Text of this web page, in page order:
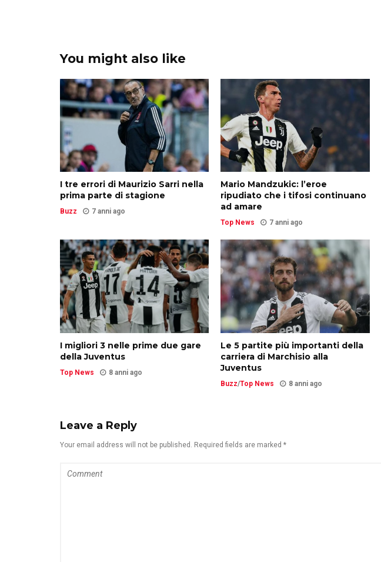
You might also like
I tre errori di Maurizio Sarri nella
prima parte di stagione
Buzz 7 anni ago
Mario Mandzukic: l’eroe
ripudiato che i tifosi continuano
ad amare
Top News 7 anni ago
I migliori 3 nelle prime due gare
della Juventus
Top News 8 anni ago
Le 5 partite più importanti della
carriera di Marchisio alla
Juventus
Buzz/Top News 8 anni ago
Leave a Reply
Your email address will not be published. Required fields are marked *